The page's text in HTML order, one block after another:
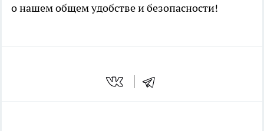
о нашем общем удобстве и безопасности!